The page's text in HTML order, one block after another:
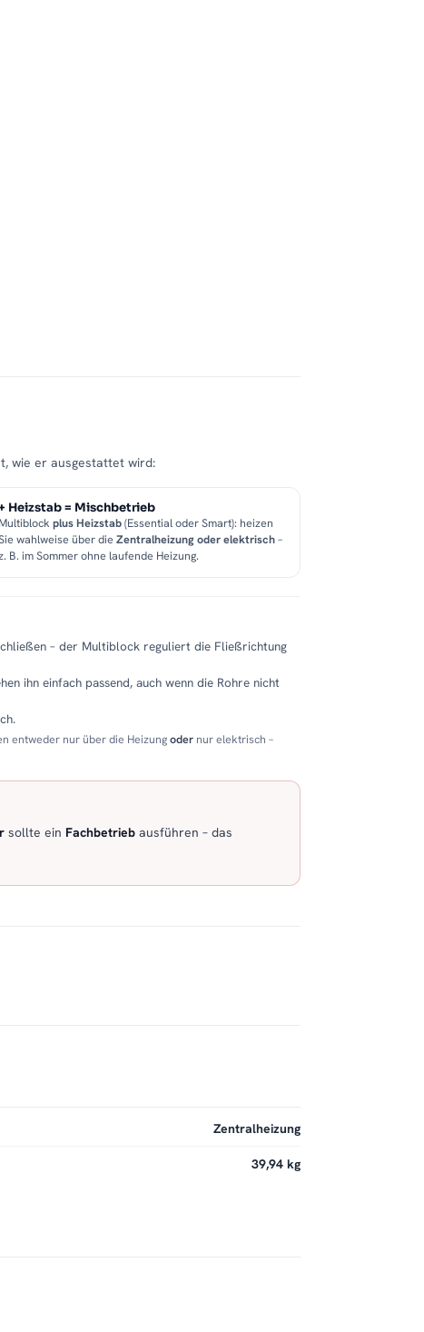
wie er ausgestattet wird:
Heizstab = Mischbetrieb
Multiblock plus Heizstab(Essential oder Smart): heizen
wahlweise über die Zentralheizung oder elektrisch–
B. im Sommer ohne laufende Heizung.
– der Multiblock reguliert die Fließrichtung
ihn einfach passend, auch wenn die Rohre nicht
entweder nur über die Heizungoder nur elektrisch –
sollte ein Fachbetrieb ausführen – das
Zentralheizung
39,94 kg